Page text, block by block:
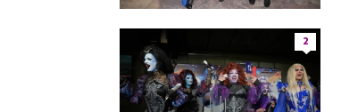
2